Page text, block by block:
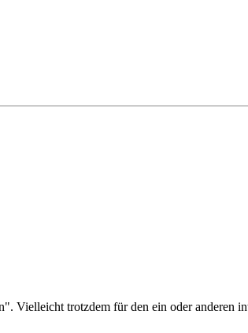
Vielleicht trotzdem für den ein oder anderen